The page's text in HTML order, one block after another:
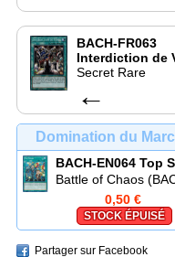
BACH-FR063
Interdiction de
Secret Rare
←
Domination du
BACH-EN064 Top
Battle of Chaos
0,50 €
STOCK ÉPUISÉ
Partager sur Facebook